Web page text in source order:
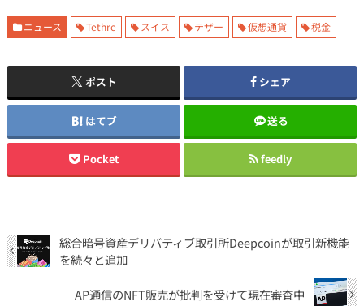
ニュース Tethre スイス テザー 仮想通貨 税金
ポスト シェア
はてブ 送る
Pocket feedly
総合暗号資産デリバティブ取引所Deepcoinが取引新機能
を続々と追加
AP通信のNFT販売が批判を受けて現在審査中